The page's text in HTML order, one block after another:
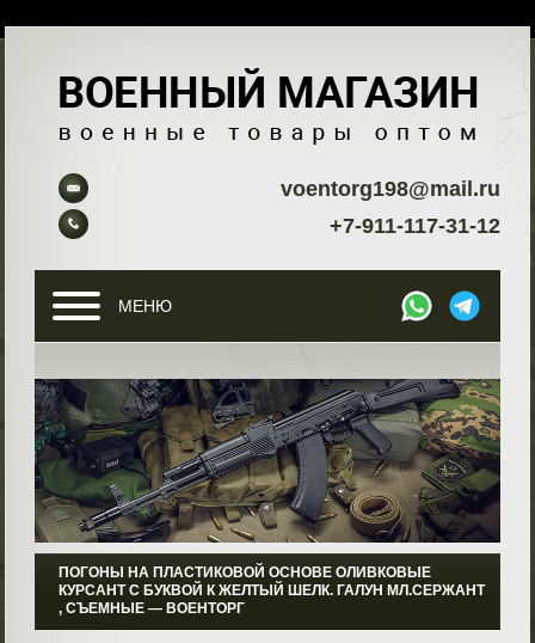
voentorg198@mail.ru
+7-911-117-31-12
МЕНЮ
ПОГОНЫ НА ПЛАСТИКОВОЙ ОСНОВЕ ОЛИВКОВЫЕ
КУРСАНТ С БУКВОЙ К ЖЕЛТЫЙ ШЕЛК. ГАЛУН МЛ.СЕРЖАНТ
, СЪЕМНЫЕ ― ВОЕНТОРГ